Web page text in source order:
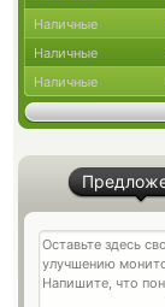
Наличные
Наличные
Наличные